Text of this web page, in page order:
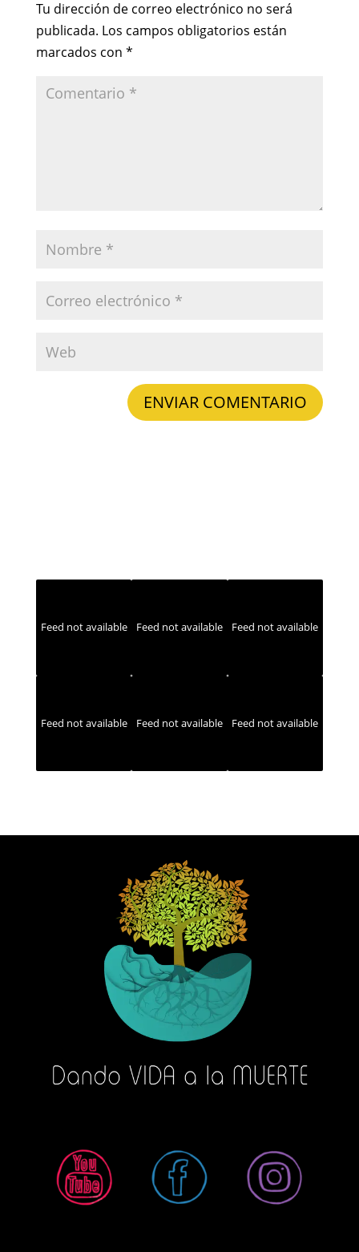
Tu dirección de correo electrónico no será
publicada. Los campos obligatorios están
marcados con *
Feed not available Feed not available Feed not available
Feed not available Feed not available Feed not available